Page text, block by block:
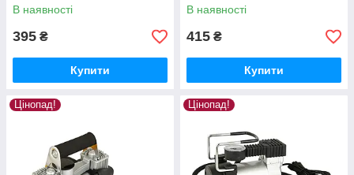
В наявності
395 ₴
Купити
В наявності
415 ₴
Купити
Цінопад! Цінопад!